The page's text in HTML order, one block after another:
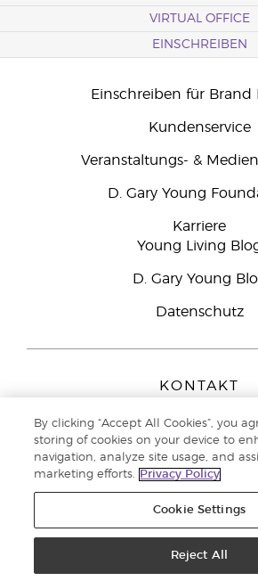
VIRTUAL OFFICE
EINSCHREIBEN
Einschreiben für Brand
Kundenservice
Veranstaltungs- &
D. Gary Young
Karriere
Young Living
D. Gary Young
Datenschutz
KONTAKT
Peizerweg 97
9727 AJ Groningen
Netherlands
Kundenservice:08000-
Datenschutzerklärung
By clicking “Accept All Cookies”, you
storing of cookies on your device to
navigation, analyze site usage, and
marketing efforts.
Privacy Policy
Cookie Settings
Reject All